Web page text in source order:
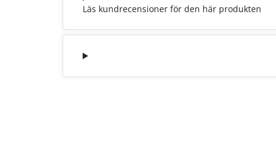
Läs kundrecensioner för den här produkten